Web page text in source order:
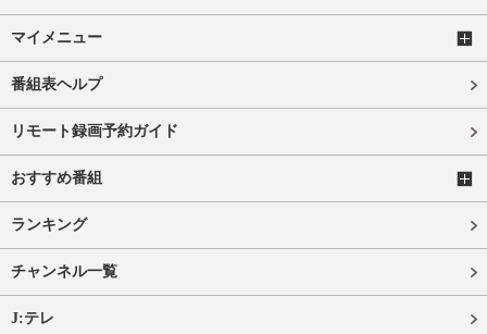
マイメニュー
番組表ヘルプ
リモート録画予約ガイド
おすすめ番組
ランキング
チャンネル一覧
J:テレ